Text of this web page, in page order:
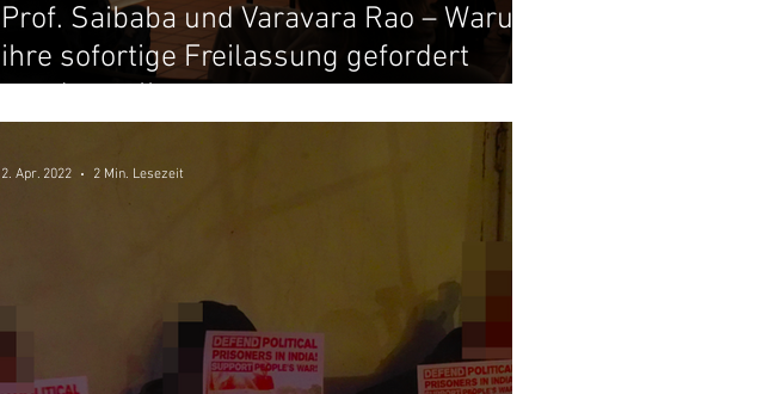
Prof. Saibaba und Varavara Rao – Warum
ihre sofortige Freilassung gefordert
werden sollte
2. Apr. 2022 2 Min. Lesezeit